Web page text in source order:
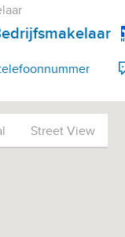
0201028
Street View